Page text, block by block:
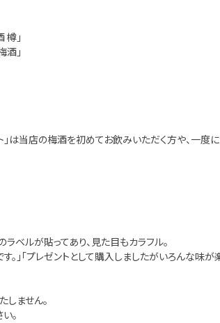
」
」
は当店の梅酒を初めてお飲みいただく方や、一
ルが貼ってあり、見た目もカラフル。
。」「プレゼントとして購入しましたがいろんな味
ません。
。